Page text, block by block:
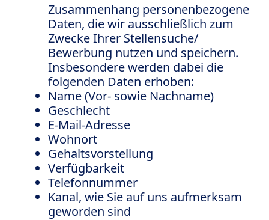
Zusammenhang personenbezogene
Daten, die wir ausschließlich zum
Zwecke Ihrer Stellensuche/
Bewerbung nutzen und speichern.
Insbesondere werden dabei die
folgenden Daten erhoben:
Name (Vor- sowie Nachname)
Geschlecht
E-Mail-Adresse
Wohnort
Gehaltsvorstellung
Verfügbarkeit
Telefonnummer
Kanal, wie Sie auf uns aufmerksam
geworden sind